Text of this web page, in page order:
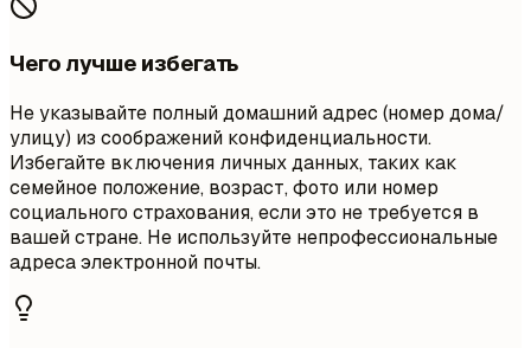
Чего лучше избегать
Не указывайте полный домашний адрес (номер дома/
улицу) из соображений конфиденциальности.
Избегайте включения личных данных, таких как
семейное положение, возраст, фото или номер
социального страхования, если это не требуется в
вашей стране. Не используйте непрофессиональные
адреса электронной почты.